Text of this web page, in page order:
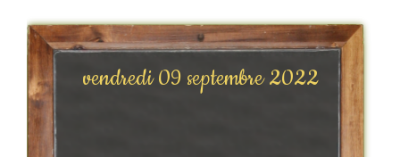
vendredi 09 septembre 2022